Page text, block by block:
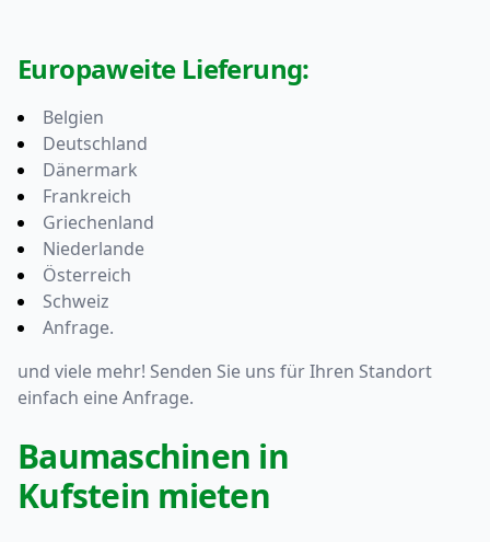
Europaweite Lieferung:
Belgien
Deutschland
Dänermark
Frankreich
Griechenland
Niederlande
Österreich
Schweiz
Anfrage.
und viele mehr! Senden Sie uns für Ihren Standort
einfach eineAnfrage.
Baumaschinen in
Kufstein mieten